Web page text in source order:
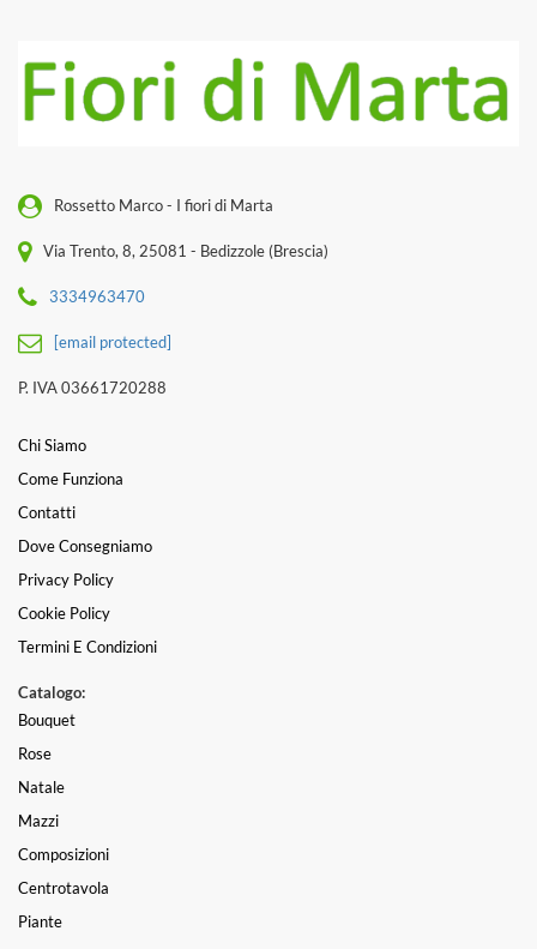
Rossetto Marco - I fiori di Marta
Via Trento, 8, 25081 - Bedizzole (Brescia)
3334963470
[email protected]
P. IVA 03661720288
Chi Siamo
Come Funziona
Contatti
Dove Consegniamo
Privacy Policy
Cookie Policy
Termini E Condizioni
Catalogo:
Bouquet
Rose
Natale
Mazzi
Composizioni
Centrotavola
Piante